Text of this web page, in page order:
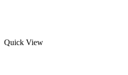
Quick View